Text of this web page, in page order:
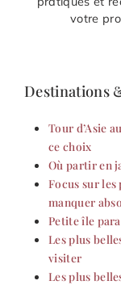
votre
Destinations
Tour d’Asie
ce choix
Où partir en
Focus sur les
manquer
Petite île
Les plus
visiter
Les plus